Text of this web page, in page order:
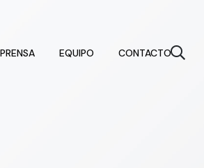
PRENSA EQUIPO CONTACTO